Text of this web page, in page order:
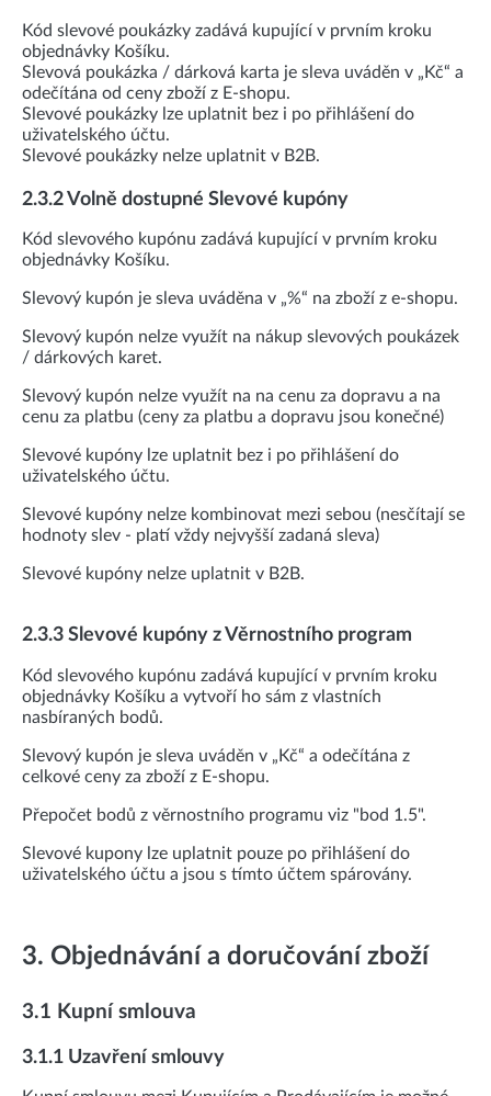
Kód slevové poukázky zadává kupující v prvním kroku
objednávky Košíku.
Slevová poukázka / dárková karta je sleva uváděn v „Kč“ a
odečítána od ceny zboží z E-shopu.
Slevové poukázky lze uplatnit bez i po přihlášení do
uživatelského účtu.
Slevové poukázky nelze uplatnit v B2B.
2.3.2 Volně dostupné Slevové kupóny
Kód slevového kupónu zadává kupující v prvním kroku
objednávky Košíku.
Slevový kupón je sleva uváděna v „%“ na zboží z e-shopu.
Slevový kupón nelze využít na nákup slevových poukázek
/ dárkových karet.
Slevový kupón nelze využít na na cenu za dopravu a na
cenu za platbu (ceny za platbu a dopravu jsou konečné)
Slevové kupóny lze uplatnit bez i po přihlášení do
uživatelského účtu.
Slevové kupóny nelze kombinovat mezi sebou (nesčítají se
hodnoty slev - platí vždy nejvyšší zadaná sleva)
Slevové kupóny nelze uplatnit v B2B.
2.3.3 Slevové kupóny z Věrnostního program
Kód slevového kupónu zadává kupující v prvním kroku
objednávky Košíku a vytvoří ho sám z vlastních
nasbíraných bodů.
Slevový kupón je sleva uváděn v „Kč“ a odečítána z
celkové ceny za zboží z E-shopu.
Přepočet bodů z věrnostního programu viz "bod 1.5".
Slevové kupony lze uplatnit pouze po přihlášení do
uživatelského účtu a jsou s tímto účtem spárovány.
3. Objednávání a doručování zboží
3.1 Kupní smlouva
3.1.1 Uzavření smlouvy